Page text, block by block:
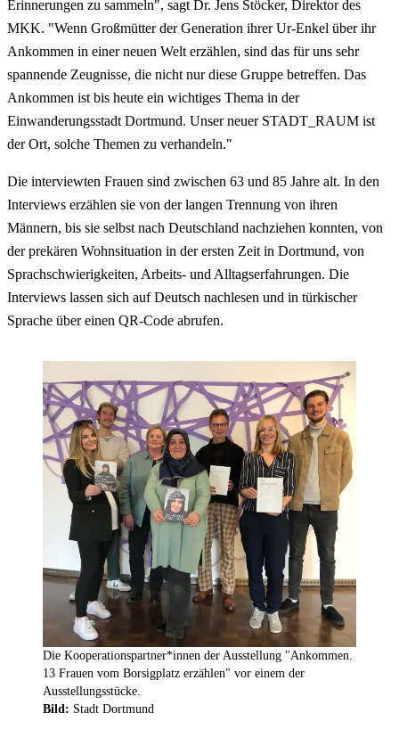
Erinnerungen zu sammeln", sagt Dr. Jens Stöcker, Direktor des
MKK. "Wenn Großmütter der Generation ihrer Ur-Enkel über ihr
Ankommen in einer neuen Welt erzählen, sind das für uns sehr
spannende Zeugnisse, die nicht nur diese Gruppe betreffen. Das
Ankommen ist bis heute ein wichtiges Thema in der
Einwanderungsstadt Dortmund. Unser neuer STADT_RAUM ist
der Ort, solche Themen zu verhandeln."
Die interviewten Frauen sind zwischen 63 und 85 Jahre alt. In den
Interviews erzählen sie von der langen Trennung von ihren
Männern, bis sie selbst nach Deutschland nachziehen konnten, von
der prekären Wohnsituation in der ersten Zeit in Dortmund, von
Sprachschwierigkeiten, Arbeits- und Alltagserfahrungen. Die
Interviews lassen sich auf Deutsch nachlesen und in türkischer
Sprache über einen QR-Code abrufen.
Die Kooperationspartner*innen der Ausstellung "Ankommen.
13 Frauen vom Borsigplatz erzählen" vor einem der
Ausstellungsstücke.
Bild: Stadt Dortmund